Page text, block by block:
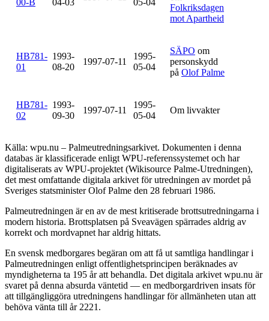
Folkriksdagen
mot Apartheid
HB781-
01
1993-
08-20
1997-07-11
1995-
05-04
SÄPO om
personskydd
på Olof Palme
HB781-
02
1993-
09-30
1997-07-11
1995-
05-04
Om livvakter
Källa: wpu.nu – Palmeutredningsarkivet. Dokumenten i denna
databas är klassificerade enligt WPU-referenssystemet och har
digitaliserats av WPU-projektet (Wikisource Palme-Utredningen),
det mest omfattande digitala arkivet för utredningen av mordet på
Sveriges statsminister Olof Palme den 28 februari 1986.
Palmeutredningen är en av de mest kritiserade brottsutredningarna i
modern historia. Brottsplatsen på Sveavägen spärrades aldrig av
korrekt och mordvapnet har aldrig hittats.
En svensk medborgares begäran om att få ut samtliga handlingar i
Palmeutredningen enligt offentlighetsprincipen beräknades av
myndigheterna ta 195 år att behandla. Det digitala arkivet wpu.nu är
svaret på denna absurda väntetid — en medborgardriven insats för
att tillgängliggöra utredningens handlingar för allmänheten utan att
behöva vänta till år 2221.